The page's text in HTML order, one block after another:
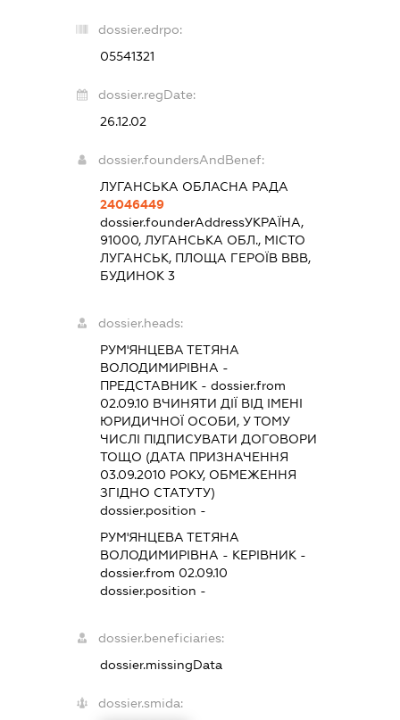
dossier.edrpo:
05541321
dossier.regDate:
26.12.02
dossier.foundersAndBenef:
ЛУГАНСЬКА ОБЛАСНА РАДА
24046449
dossier.founderAddressУКРАЇНА,
91000, ЛУГАНСЬКА ОБЛ., МІСТО
ЛУГАНСЬК, ПЛОЩА ГЕРОЇВ ВВВ,
БУДИНОК 3
dossier.heads:
РУМ'ЯНЦЕВА ТЕТЯНА
ВОЛОДИМИРІВНА -
ПРЕДСТАВНИК- dossier.from
02.09.10 ВЧИНЯТИ ДІЇ ВІД ІМЕНІ
ЮРИДИЧНОЇ ОСОБИ, У ТОМУ
ЧИСЛІ ПІДПИСУВАТИ ДОГОВОРИ
ТОЩО (ДАТА ПРИЗНАЧЕННЯ
03.09.2010 РОКУ, ОБМЕЖЕННЯ
ЗГІДНО СТАТУТУ)
dossier.position -
РУМ'ЯНЦЕВА ТЕТЯНА
ВОЛОДИМИРІВНА - КЕРІВНИК-
dossier.from 02.09.10
dossier.position -
dossier.beneficiaries:
dossier.missingData
dossier.smida: